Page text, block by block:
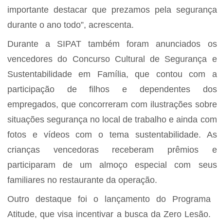
importante destacar que prezamos pela segurança
durante o ano todo”, acrescenta.
Durante a SIPAT também foram anunciados os
vencedores do Concurso Cultural de Segurança e
Sustentabilidade em Família, que contou com a
participação de filhos e dependentes dos
empregados, que concorreram com ilustrações sobre
situações segurança no local de trabalho e ainda com
fotos e vídeos com o tema sustentabilidade. As
crianças vencedoras receberam prêmios e
participaram de um almoço especial com seus
familiares no restaurante da operação.
Outro destaque foi o lançamento do Programa
Atitude, que visa incentivar a busca da Zero Lesão.